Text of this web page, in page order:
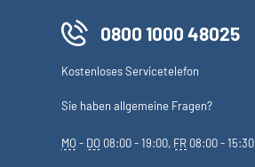
0800 1000 48025
Kostenloses Servicetelefon
Sie haben allgemeine Fragen?
MO- DO 08:00 - 19:00, FR 08:00 - 15:30